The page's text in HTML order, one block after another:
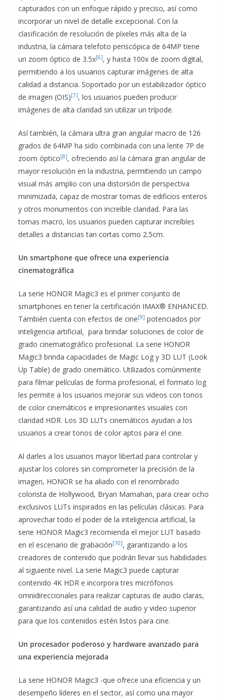
capturados con un enfoque rápido y preciso, así como
incorporar un nivel de detalle excepcional. Con la
clasificación de resolución de píxeles más alta de la
industria, la cámara telefoto periscópica de 64MP tiene
un zoom óptico de 3.5x[6], y hasta 100x de zoom digital,
permitiendo a los usuarios capturar imágenes de alta
calidad a distancia. Soportado por un estabilizador óptico
de imagen (OIS)[7], los usuarios pueden producir
imágenes de alta claridad sin utilizar un trípode.
Así también, la cámara ultra gran angular macro de 126
grados de 64MP ha sido combinada con una lente 7P de
zoom óptico[8], ofreciendo así la cámara gran angular de
mayor resolución en la industria, permitiendo un campo
visual más amplio con una distorsión de perspectiva
minimizada, capaz de mostrar tomas de edificios enteros
y otros monumentos con increíble claridad. Para las
tomas macro, los usuarios pueden capturar increíbles
detalles a distancias tan cortas como 2.5cm.
Un smartphone que ofrece una experiencia
cinematográfica
La serie HONOR Magic3 es el primer conjunto de
smartphones en tener la certificación IMAX® ENHANCED.
También cuenta con efectos de cine[9] potenciados por
inteligencia artificial, para brindar soluciones de color de
grado cinematográfico profesional. La serie HONOR
Magic3 brinda capacidades de Magic Log y 3D LUT (Look
Up Table) de grado cinemático. Utilizados comúnmente
para filmar películas de forma profesional, el formato log
les permite a los usuarios mejorar sus videos con tonos
de color cinemáticos e impresionantes visuales con
claridad HDR. Los 3D LUTs cinemáticos ayudan a los
usuarios a crear tonos de color aptos para el cine.
Al darles a los usuarios mayor libertad para controlar y
ajustar los colores sin comprometer la precisión de la
imagen, HONOR se ha aliado con el renombrado
colorista de Hollywood, Bryan Mamahan, para crear ocho
exclusivos LUTs inspirados en las películas clásicas. Para
aprovechar todo el poder de la inteligencia artificial, la
serie HONOR Magic3 recomienda el mejor LUT basado
en el escenario de grabación[10], garantizando a los
creadores de contenido que podrán llevar sus habilidades
al siguiente nivel. La serie Magic3 puede capturar
contenido 4K HDR e incorpora tres micrófonos
omnidireccionales para realizar capturas de audio claras,
garantizando así una calidad de audio y video superior
para que los contenidos estén listos para cine.
Un procesador poderoso y hardware avanzado para
una experiencia mejorada
La serie HONOR Magic3 -que ofrece una eficiencia y un
desempeño líderes en el sector, así como una mayor